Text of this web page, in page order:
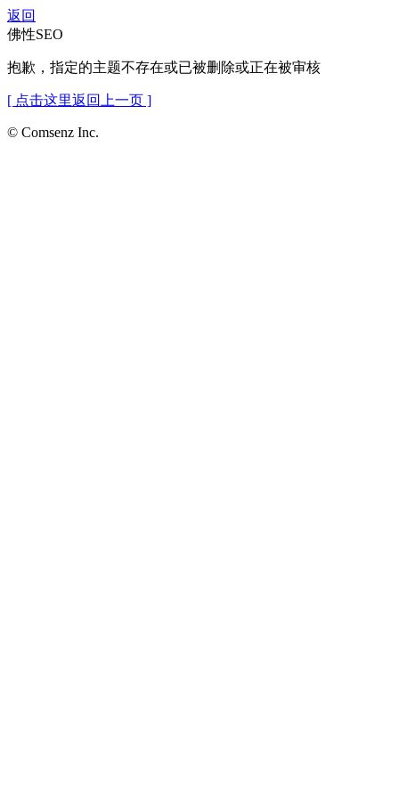
返回
佛性SEO
抱歉，指定的主题不存在或已被删除或正在被审核
[ 点击这里返回上一页 ]
© Comsenz Inc.